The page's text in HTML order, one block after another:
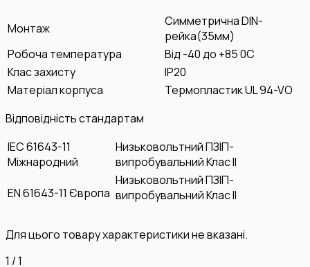
Монтаж
Симметрична DIN-
рейка(35мм)
Робоча температура
Від -40 до +85 0С
Клас захисту
IP20
Матеріал корпуса
Термопластик UL 94-VO
Відповідність стандартам
IEC 61643-11
Міжнародний
Низьковольтний ПЗІП-
випробувальний Клас II
EN 61643-11 Європа
Низьковольтний ПЗІП-
випробувальний Клас II
Для цього товару характеристики не вказані.
1 /1